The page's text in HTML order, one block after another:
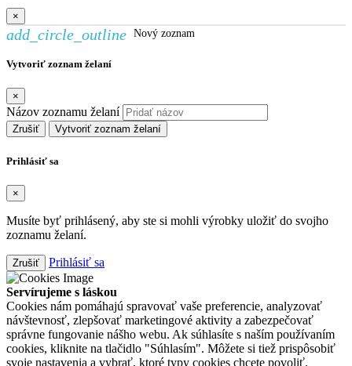
×
add_circle_outline Nový zoznam
Vytvoriť zoznam želaní
×
Názov zoznamu želaní
Zrušiť Vytvoriť zoznam želaní
Prihlásiť sa
×
Musíte byť prihlásený, aby ste si mohli výrobky uložiť do svojho
zoznamu želaní.
Zrušiť Prihlásiť sa
Servírujeme s láskou
Cookies nám pomáhajú spravovať vaše preferencie, analyzovať
návštevnosť, zlepšovať marketingové aktivity a zabezpečovať
správne fungovanie nášho webu. Ak súhlasíte s naším používaním
cookies, kliknite na tlačidlo "Súhlasím". Môžete si tiež prispôsobiť
svoje nastavenia a vybrať, ktoré typy cookies chcete povoliť.